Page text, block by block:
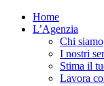
Home
L’Agenzia
Chi siamo
I nostri
Stima il
Lavora